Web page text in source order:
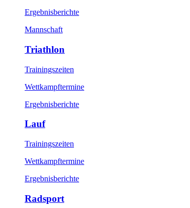
Ergebnisberichte
Mannschaft
Triathlon
Trainingszeiten
Wettkampftermine
Ergebnisberichte
Lauf
Trainingszeiten
Wettkampftermine
Ergebnisberichte
Radsport